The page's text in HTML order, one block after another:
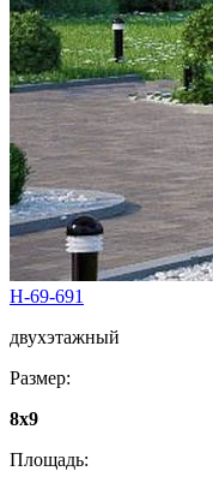
Н-69-691
двухэтажный
Размер:
8x9
Площадь: